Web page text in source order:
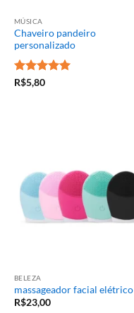
MÚSICA
Chaveiro pandeiro
personalizado
Avaliação
R$5,80
BELEZA
massageador facial elétrico
R$23,00